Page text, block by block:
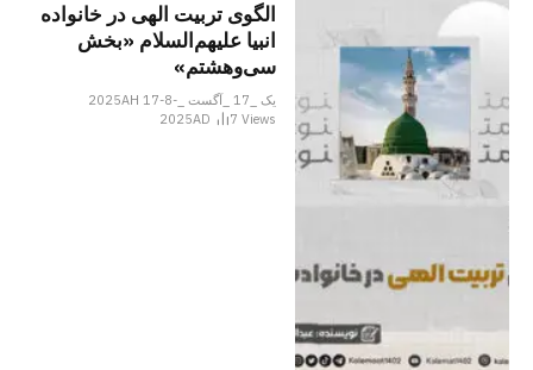
الگوی تربیت الهی در خانواده
انبیا‌‌ علیهم‌السلام «بخش
سی‌‌وهشتم»
یک _17 _آگست _2025AH 17-8-
2025AD
7Views